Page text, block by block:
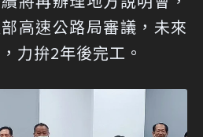
高速公路局審議，未來
力拚2年後完工。